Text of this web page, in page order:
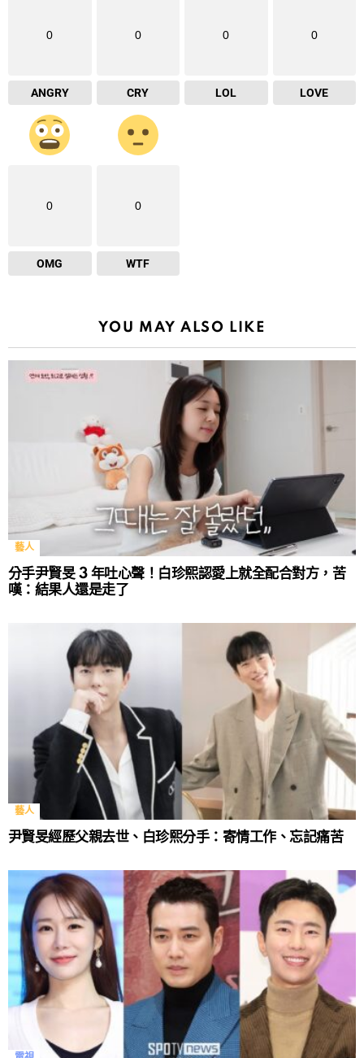
0
ANGRY
0
CRY
0
LOL
0
LOVE
0
OMG
0
WTF
YOU MAY ALSO LIKE
藝人
分手尹賢旻 3 年吐心聲！白珍熙認愛上就全配合對方，苦
嘆：結果人還是走了
藝人
尹賢旻經歷父親去世、白珍熙分手：寄情工作、忘記痛苦